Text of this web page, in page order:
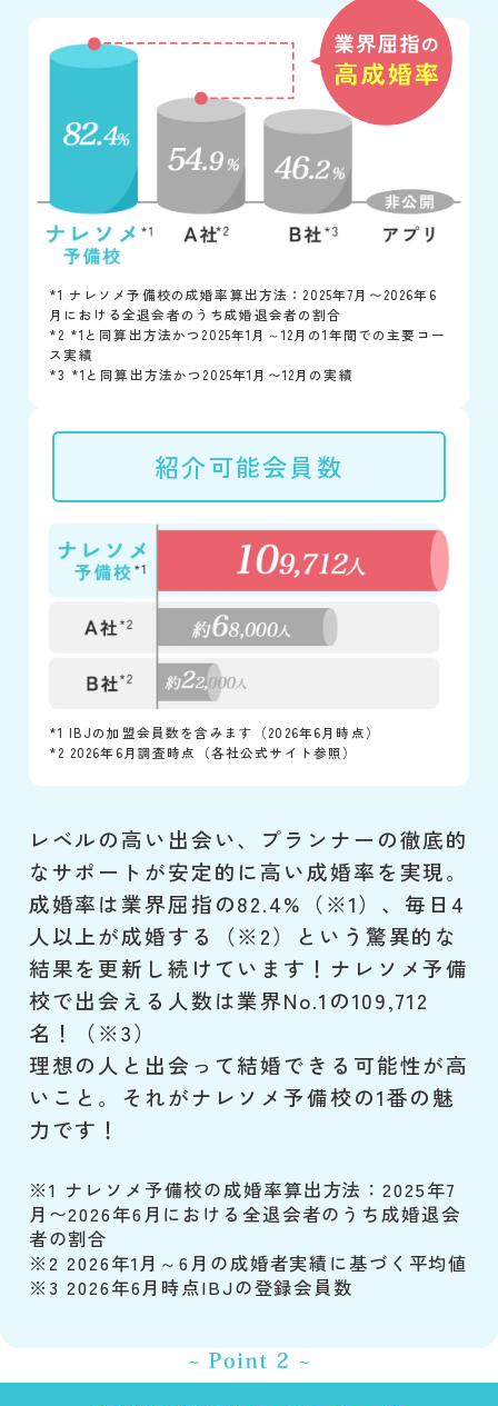
*1 ナレソメ予備校の成婚率算出方法：2025年7月〜2026年6
月における全退会者のうち成婚退会者の割合
*2 *1と同算出方法かつ2025年1月～12月の1年間での主要コー
ス実績
*3 *1と同算出方法かつ2025年1月〜12月の実績
紹介可能会員数
*1 IBJの加盟会員数を含みます（2026年6月時点）
*2 2026年6月調査時点（各社公式サイト参照）
レベルの高い出会い、プランナーの徹底的
なサポートが安定的に高い成婚率を実現。
成婚率は業界屈指の82.4%（※1）、毎日4
人以上が成婚する（※2）という驚異的な
結果を更新し続けています！ナレソメ予備
校で出会える人数は業界No.1の109,712
名！（※3）
理想の人と出会って結婚できる可能性が高
いこと。それがナレソメ予備校の1番の魅
力です！
※1 ナレソメ予備校の成婚率算出方法：2025年7
月〜2026年6月における全退会者のうち成婚退会
者の割合
※2 2026年1月～6月の成婚者実績に基づく平均値
※3 2026年6月時点IBJの登録会員数